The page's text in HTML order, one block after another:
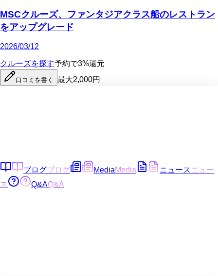
MSCクルーズ、ファンタジアクラス船のレストラン
をアップグレード
2026/03/12
クルーズを探す予約で3%還元
口コミを書く 最大2,000円
ブログブログ MediaMedia ニュースニュー
ス
Q&AQ&A